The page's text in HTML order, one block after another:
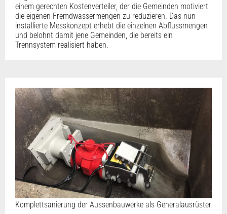
einem gerechten Kostenverteiler, der die Gemeinden motiviert
die eigenen Fremdwassermengen zu reduzieren. Das nun
installierte Messkonzept erhebt die einzelnen Abflussmengen
und belohnt damit jene Gemeinden, die bereits ein
Trennsystem realisiert haben.
Komplettsanierung der Aussenbauwerke als Generalausrüster